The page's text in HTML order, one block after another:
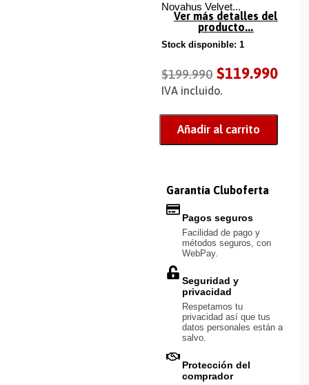
Novahus Velvet...
Ver más detalles del
producto...
Stock disponible: 1
$199.990 $119.990
IVA incluido.
Añadir al carrito
Garantía Cluboferta
Pagos seguros
Facilidad de pago y
métodos seguros, con
WebPay.
Seguridad y
privacidad
Respetamos tu
privacidad así que tus
datos personales están a
salvo.
Protección del
comprador